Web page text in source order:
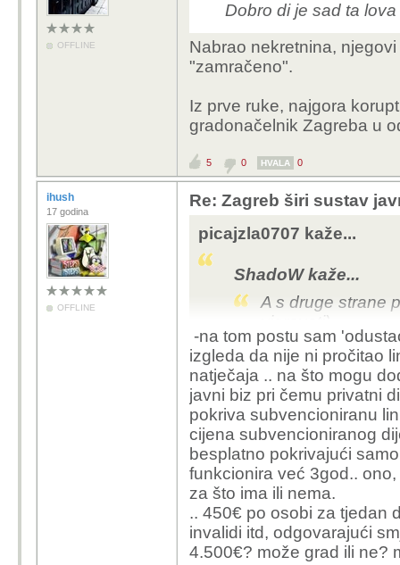
OFFLINE
Dobro di je sad ta
Nabrao nekretnina,
"zamračeno".
Iz prve ruke, najgora
gradonačelnik Zagreba u
5 0 HVALA 0
ihush
17 godina
OFFLINE
Re: Zagreb širi sustav
picajzla0707 kaže...
ShadoW kaže...
A s druge strane
vjerovati)
"Iz Grada
pokušali provesti
ljetovanja za tu
nijedan
za bicikle i masu toga
prošle su godine
javio - ne treba biti
jednostavno nije
50-ero djece u
podršku i 'razne
-na tom postu sam
izgleda da nije ni pročitao
natječaja .. na što mogu
javni biz pri čemu privatni
pokriva subvencioniranu
cijena subvencioniranog
besplatno pokrivajući
funkcionira već 3god..
za što ima ili nema.
.. 450€ po osobi za tjedan
invalidi itd, odgovarajući
4.500€? može grad ili ne?